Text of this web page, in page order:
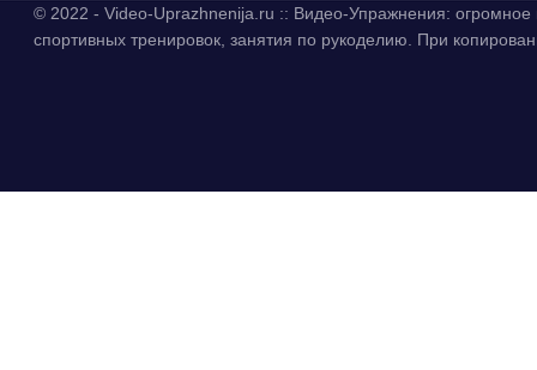
© 2022 - Video-Uprazhnenija.ru :: Видео-Упражнения:
спортивных тренировок, занятия по рукоделию. При